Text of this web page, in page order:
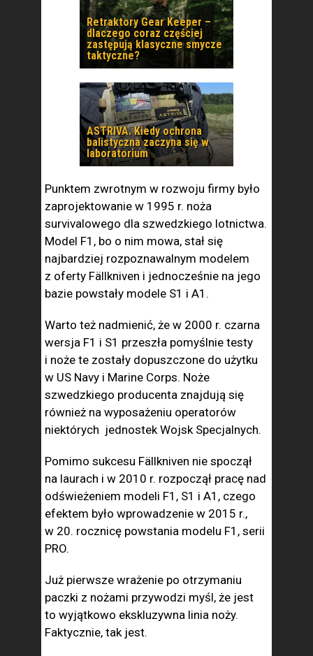
Retraktory Gear Keeper –
dlaczego coraz częściej
zastępują klasyczne smycze
taktyczne?
ASTRIVA. Kiedy ochrona
balistyczna zaczyna się w
laboratorium
Punktem zwrotnym w rozwoju firmy było
zaprojektowanie w 1995 r. noża
survivalowego dla szwedzkiego lotnictwa.
Model F1, bo o nim mowa, stał się
najbardziej rozpoznawalnym modelem
z oferty Fällkniven i jednocześnie na jego
bazie powstały modele S1 i A1.
Warto też nadmienić, że w 2000 r. czarna
wersja F1 i S1 przeszła pomyślnie testy
i noże te zostały dopuszczone do użytku
w US Navy i Marine Corps. Noże
szwedzkiego producenta znajdują się
również na wyposażeniu operatorów
niektórych jednostek Wojsk Specjalnych.
Pomimo sukcesu Fällkniven nie spoczął
na laurach i w 2010 r. rozpoczął pracę nad
odświeżeniem modeli F1, S1 i A1, czego
efektem było wprowadzenie w 2015 r.,
w 20. rocznicę powstania modelu F1, serii
PRO.
Już pierwsze wrażenie po otrzymaniu
paczki z nożami przywodzi myśl, że jest
to wyjątkowo ekskluzywna linia noży.
Faktycznie, tak jest.